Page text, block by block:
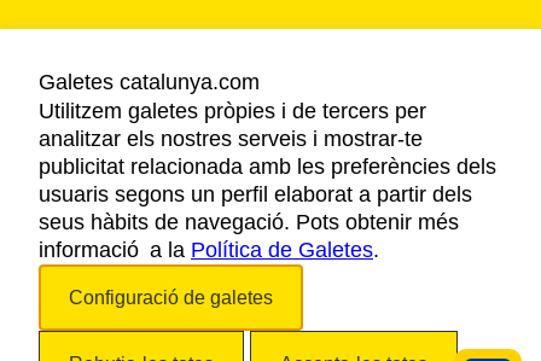
AVÍS LEGAL
POLÍTICA DE PRIVACITAT
COOKIES
ACCESSIBILITAT
Galetes catalunya.com
Utilitzem galetes pròpies i de tercers per
analitzar els nostres serveis i mostrar-te
publicitat relacionada amb les preferències dels
usuaris segons un perfil elaborat a partir dels
seus hàbits de navegació. Pots obtenir més
informació a la Política de Galetes.
Configuració de galetes